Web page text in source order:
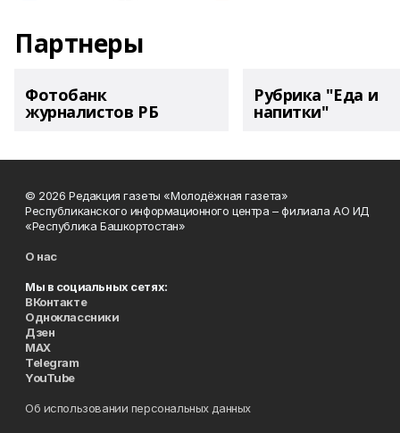
Партнеры
Фотобанк
журналистов РБ
Рубрика "Еда и
напитки"
© 2026 Редакция газеты «Молодёжная газета»
Республиканского информационного центра – филиала АО ИД
«Республика Башкортостан»
О нас
Мы в социальных сетях:
ВКонтакте
Одноклассники
Дзен
MAX
Telegram
YouTube
Об использовании персональных данных